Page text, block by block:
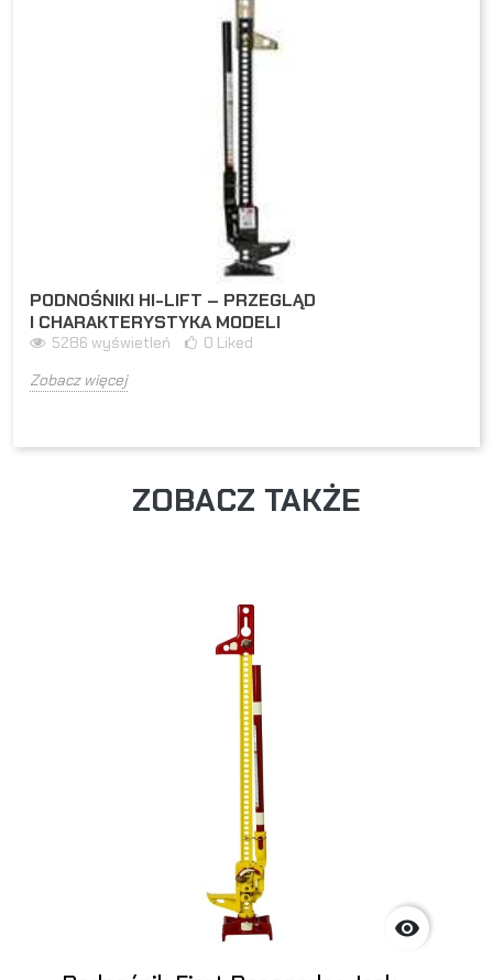
PODNOŚNIKI HI-LIFT – PRZEGLĄD
I CHARAKTERYSTYKA MODELI
5286 wyświetleń 0 Liked
Zobacz więcej
ZOBACZ TAKŻE
